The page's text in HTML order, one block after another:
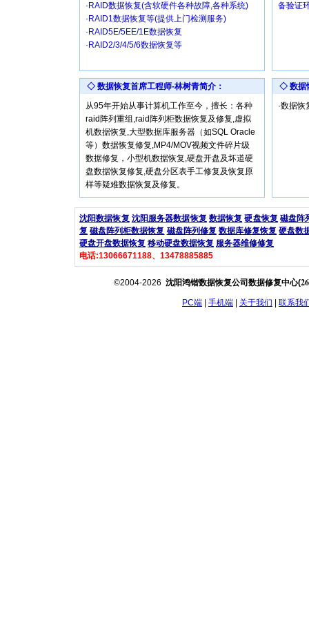
·RAID数据恢复(含软硬件各种故障,各种系统)
·RAID1数据恢复等(提供上门检测服务)
·RAID5E/5EE/1E数据恢复
·RAID2/3/4/5/6数据恢复等
备验证
◇ 数据恢复首席工程师-林树青简介：
从95年开始从事计算机工作至今，擅长：各种
raid阵列重组,raid阵列柜数据恢复及修复,虚拟
机数据恢复,大型数据库服务器（如SQL Oracle
等）数据恢复修复,MP4/MOV视频文件碎片级
数据修复，小型机数据恢复,硬盘开盘及坏道硬
盘数据恢复修复,硬盘分区表手工修复及恢复原
样等疑难数据恢复及修复。
◇ 数据
·数据
沈阳数据恢复 沈阳服务器数据恢复 数据恢复 硬盘恢复 磁盘阵
复 磁盘阵列柜数据恢复 磁盘阵列修复 数据库修复恢复 硬盘数
硬盘开盘数据恢复 移动硬盘数据恢复 服务器维修修复
电话:13066671188、13478885885
©2004-2026 沈阳鸿锴数据恢复公司数据修复中心(
PC端 手机端 关于我们 联系我